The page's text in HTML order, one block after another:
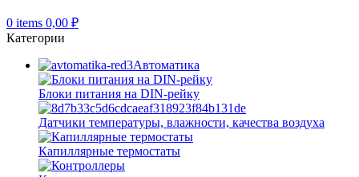
0 items 0,00 ₽
Категории
Автоматика
Блоки питания на DIN-рейку
Датчики температуры, влажности, качества воздуха
Капиллярные термостаты